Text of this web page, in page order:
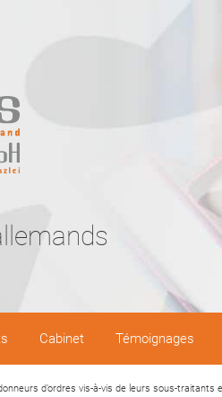
Cabinet Témoignages
d’ordres vis-à-vis de leurs sous-traitants